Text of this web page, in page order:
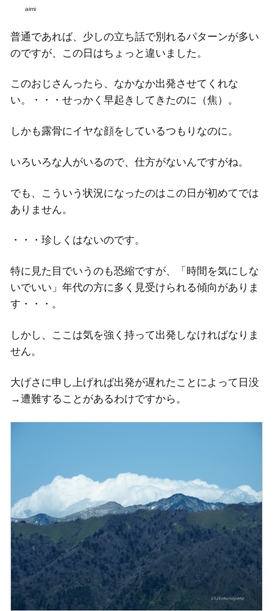
aimi
普通であれば、少しの立ち話で別れるパターンが多い
のですが、この日はちょっと違いました。
このおじさんったら、なかなか出発させてくれな
い。・・・せっかく早起きしてきたのに（焦）。
しかも露骨にイヤな顔をしているつもりなのに。
いろいろな人がいるので、仕方がないんですがね。
でも、こういう状況になったのはこの日が初めてでは
ありません。
・・・珍しくはないのです。
特に見た目でいうのも恐縮ですが、「時間を気にしな
いでいい」年代の方に多く見受けられる傾向がありま
す・・・。
しかし、ここは気を強く持って出発しなければなりま
せん。
大げさに申し上げれば出発が遅れたことによって日没
→遭難することがあるわけですから。